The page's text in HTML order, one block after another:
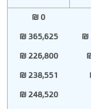
0 ₪
365,625 ₪
226,800 ₪
238,551 ₪
248,520 ₪